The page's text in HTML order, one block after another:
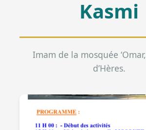
Kasmi
Imam de la mosquée
d’Hères.